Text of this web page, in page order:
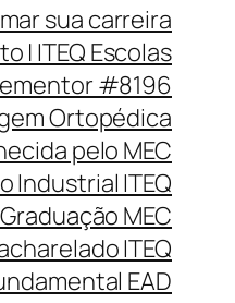
sua carreira
| ITEQ Escolas
#8196
Ortopédica
pelo MEC
Industrial ITEQ
MEC
ITEQ
EAD